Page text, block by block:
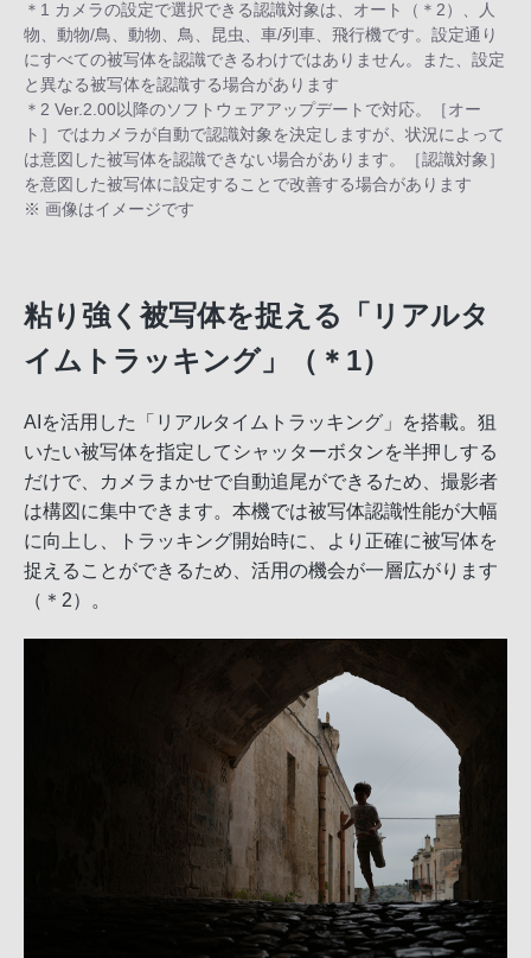
＊1 カメラの設定で選択できる認識対象は、オート（＊2）、人
物、動物/鳥、動物、鳥、昆虫、車/列車、飛行機です。設定通り
にすべての被写体を認識できるわけではありません。また、設定
と異なる被写体を認識する場合があります
＊2 Ver.2.00以降のソフトウェアアップデートで対応。［オー
ト］ではカメラが自動で認識対象を決定しますが、状況によって
は意図した被写体を認識できない場合があります。［認識対象］
を意図した被写体に設定することで改善する場合があります
※ 画像はイメージです
粘り強く被写体を捉える「リアルタ
イムトラッキング」（＊1）
AIを活用した「リアルタイムトラッキング」を搭載。狙
いたい被写体を指定してシャッターボタンを半押しする
だけで、カメラまかせで自動追尾ができるため、撮影者
は構図に集中できます。本機では被写体認識性能が大幅
に向上し、トラッキング開始時に、より正確に被写体を
捉えることができるため、活用の機会が一層広がります
（＊2）。